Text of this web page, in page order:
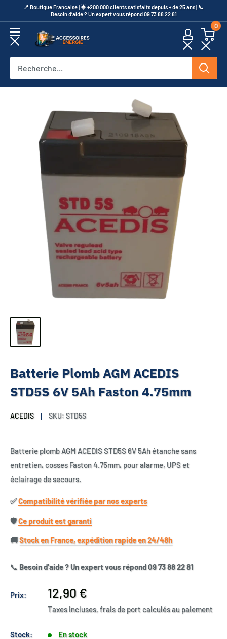
au
contenu
​📍​ Boutique Française | 🌟 +200 000 clients satisfaits depuis + de 25 ans | 📞​
Besoin d’aide ? Un expert vous répond 09 73 88 22 81
Accessoires
0
Batterie Plomb AGM ACEDIS
STD5S 6V 5Ah Faston 4.75mm
ACEDIS SKU: STD5S
Batterie plomb AGM ACEDIS STD5S 6V 5Ah étanche sans
entretien, cosses Faston 4.75mm, pour alarme, UPS et
éclairage de secours.
✅​Compatibilité vérifiée par nos experts
🛡️​Ce produit est garanti
🚚​Stock en France, expédition rapide en 24/48h
📞 Besoin d’aide ? Un expert vous répond 09 73 88 22 81
Prix:
Prix
réduit
12,90 €
Taxes incluses, frais de port calculés au paiement
Stock: En stock